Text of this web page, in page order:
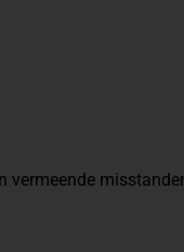
vermeende